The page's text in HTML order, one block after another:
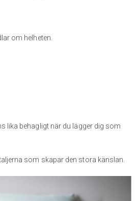
om helheten.
lika behagligt när du lägger dig som
som skapar den stora känslan.